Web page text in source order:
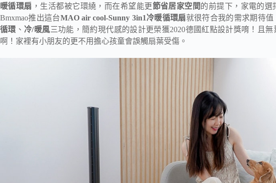
暖循環扇 ，生活都被它環繞，而在希望能更節省居家空間的前提下，家電的選
Bmxmao推出這台MAO air cool-Sunny 3in1冷暖循環扇就很符合我的需求期待值
循環 、 冷/暖風三功能，簡約現代感的設計更榮獲2020德國紅點設計獎唷！且
啊！家裡有小朋友的更不用擔心孩童會誤觸扇葉受傷。